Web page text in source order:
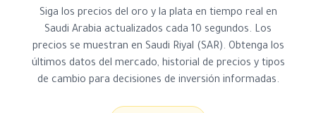
Siga los precios del oro y la plata en tiempo real en
Saudi Arabia actualizados cada 10 segundos. Los
precios se muestran en Saudi Riyal (SAR). Obtenga los
últimos datos del mercado, historial de precios y tipos
de cambio para decisiones de inversión informadas.